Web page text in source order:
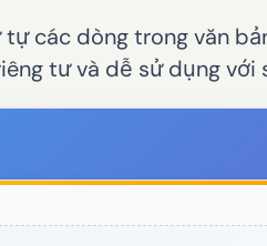
các dòng trong văn
tư và dễ sử dụng